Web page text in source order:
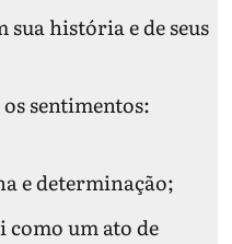
sua história e de seus
os sentimentos:
e determinação;
como um ato de